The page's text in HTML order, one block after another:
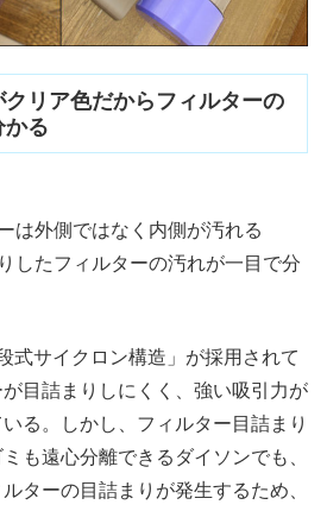
リア色だからフィルターの
かる
は外側ではなく内側が汚れる
したフィルターの汚れが一目で分
式サイクロン構造」が採用されて
目詰まりしにくく、強い吸引力が
る。しかし、フィルター目詰まり
も遠心分離できるダイソンでも、
ターの目詰まりが発生するため、